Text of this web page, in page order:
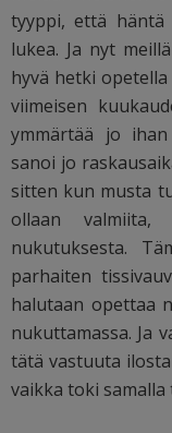
tyyppi, että
lukea. Ja nyt
hyvä hetki
viimeisen
ymmärtää jo
sanoi jo
sitten kun musta
ollaan
nukutuksesta.
parhaiten
halutaan opettaa
nukuttamassa. Ja
tätä vastuuta
vaikka toki